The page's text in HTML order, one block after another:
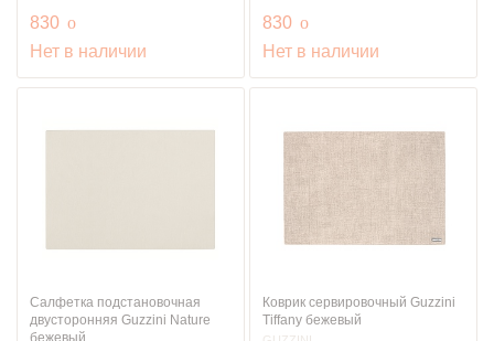
830 руб.
o
Нет в наличии
830 руб.
o
Нет в наличии
Салфетка подстановочная
двусторонняя Guzzini Nature
бежевый
Коврик сервировочный Guzzini
Tiffany бежевый